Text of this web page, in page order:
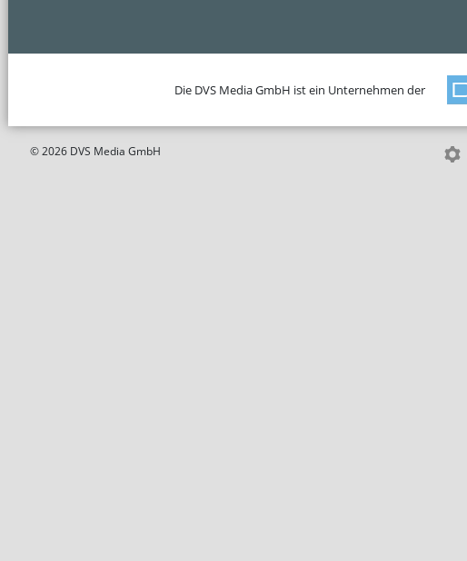
Die DVS Media GmbH ist ein Unternehmen der
© 2026 DVS Media GmbH